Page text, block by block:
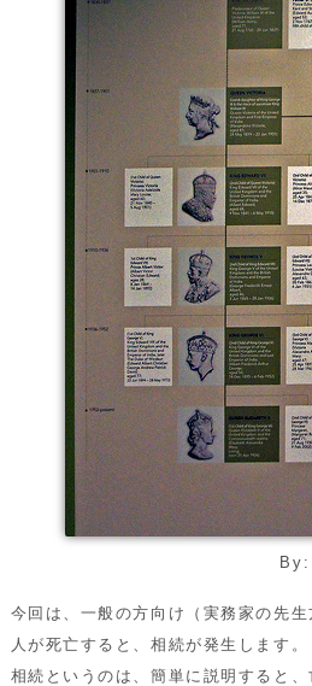
By:
今回は、一般の方向け（実務家の先生
人が死亡すると、相続が発生します。
相続というのは、簡単に説明すると